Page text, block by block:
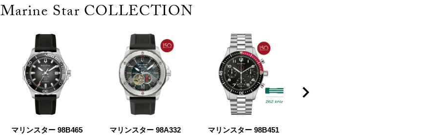
Marine Star COLLECTION
マリンスター 98B465 マリンスター 98A332 マリンスター 98B451